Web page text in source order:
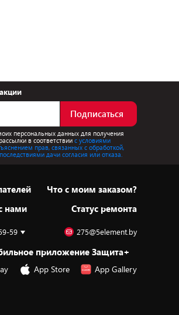
Подписаться
персональных данных для получения
в соответствиис условиями
прав, связанных с обработкой,
дачи согласия или отказа.
нами
Что с моим заказом?
Статус ремонта
59 275@5element.by
приложение Защита+
App Store App Gallery